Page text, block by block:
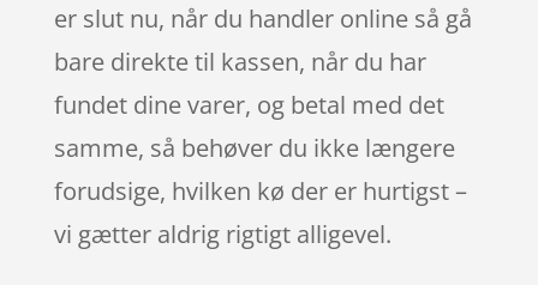
er slut nu, når du handler online så gå
bare direkte til kassen, når du har
fundet dine varer, og betal med det
samme, så behøver du ikke længere
forudsige, hvilken kø der er hurtigst –
vi gætter aldrig rigtigt alligevel.